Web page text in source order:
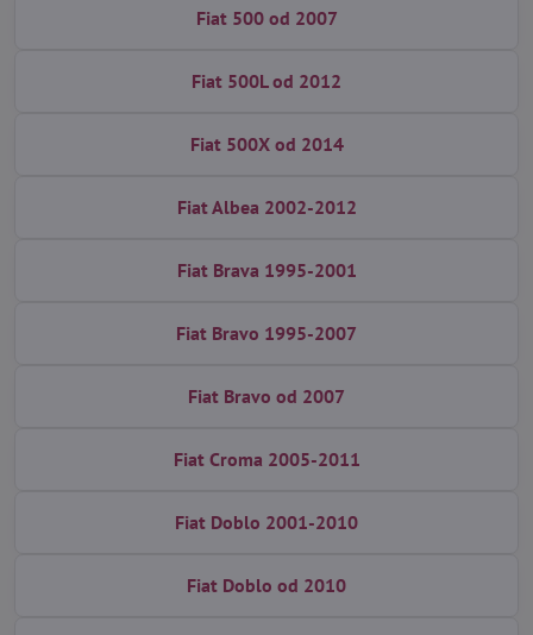
Fiat 500 od 2007
Fiat 500L od 2012
Fiat 500X od 2014
Fiat Albea 2002-2012
Fiat Brava 1995-2001
Fiat Bravo 1995-2007
Fiat Bravo od 2007
Fiat Croma 2005-2011
Fiat Doblo 2001-2010
Fiat Doblo od 2010